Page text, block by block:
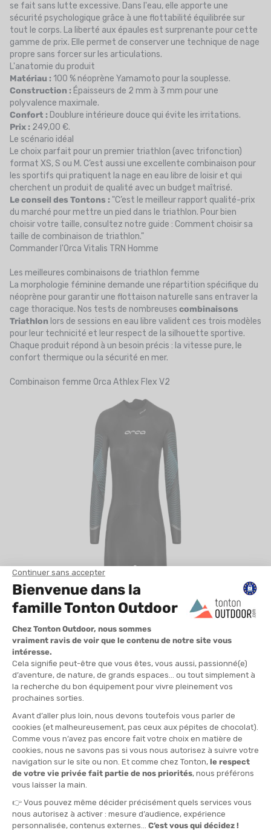
se fait sans lutte excessive. Dans l'eau, elle apporte une
sécurité psychologique grâce à une flottabilité équilibrée sur
tout le corps. La liberté aux épaules est surprenante pour cette
gamme de prix. Elle permet de conserver une technique de nage
propre sans forcer sur les articulations.
L'anatomie du produit
Matériau : 100 % néoprène Yamamoto pour la souplesse.
Construction : Épaisseurs de 2 mm à 3 mm pour une
polyvalence maximale.
Confort : Doublure intérieure douce qui évite les irritations.
Prix : 249,00 €.
Le scénario idéal
Le choix parfait pour un premier triathlon (avec trifonction)
format XS, S ou M. C’est aussi une excellente combinaison pour
les sportifs qui pratiquent la nage en eau libre de loisir et qui
cherchent un produit de qualité avec un budget maîtrisé.
Le conseil des Tontons : "C’est le meilleur rapport qualité-prix
du marché pour mettre un pied dans le triathlon. Pour bien
choisir votre taille, consultez notre guide : Comment choisir sa
taille de combinaison de triathlon."
Commander l'Orca Vitalis TRN Homme
Les meilleures combinaisons de triathlon femme
La morphologie féminine demande une répartition spécifique du
néoprène pour garantir une flottaison naturelle sans entraver la
cage thoracique. Nos tests de nombreuses combinaisons
Triathlon lors de sessions en eau libre valident ces trois modèles
pour leur technicité et leur respect de la silhouette sportive.
Chaque produit répond à un besoin précis : la vitesse pure, le
confort thermique ou la sécurité en mer.
Combinaison femme Orca Athlex Flex V2
Niveau de pratique :Intermédiaire / Expérimenté (pour les
nageuses qui possèdent déjà une bonne glisse).
Épaisseur :1,5 mm sur les bras et les épaules / 2 mm à 3 mm
sur le corps.
La promesse technique
Ce modèle s'adresse aux sportives qui privilégient la souplesse
avant tout. Elle utilise le néoprèneYamamoto 40sur les zones
de forte extension comme les aisselles et les omoplates. Sa
construction apporte une résistance faible lors de la phase de